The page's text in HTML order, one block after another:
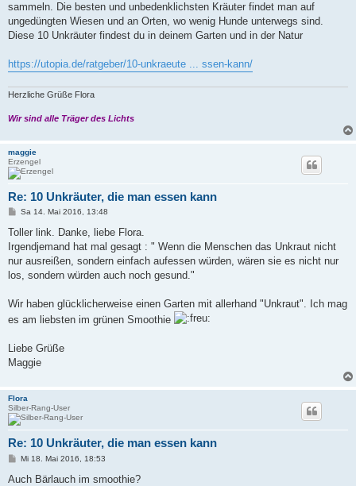
sammeln. Die besten und unbedenklichsten Kräuter findet man auf
ungedüngten Wiesen und an Orten, wo wenig Hunde unterwegs sind.
Diese 10 Unkräuter findest du in deinem Garten und in der Natur
https://utopia.de/ratgeber/10-unkraeute ... ssen-kann/
Herzliche Grüße Flora
Wir sind alle Träger des Lichts
maggie
Erzengel
Re: 10 Unkräuter, die man essen kann
B
i
r
a
Sa 14. Mai 2016, 13:48
Toller link. Danke, liebe Flora.
Irgendjemand hat mal gesagt : " Wenn die Menschen das Unkraut nicht
nur ausreißen, sondern einfach aufessen würden, wären sie es nicht nur
los, sondern würden auch noch gesund."
Wir haben glücklicherweise einen Garten mit allerhand "Unkraut". Ich mag
es am liebsten im grünen Smoothie
Liebe Grüße
Maggie
Flora
Silber-Rang-User
Re: 10 Unkräuter, die man essen kann
BMi 18. Mai 2016, 18:53
Auch Bärlauch im smoothie?